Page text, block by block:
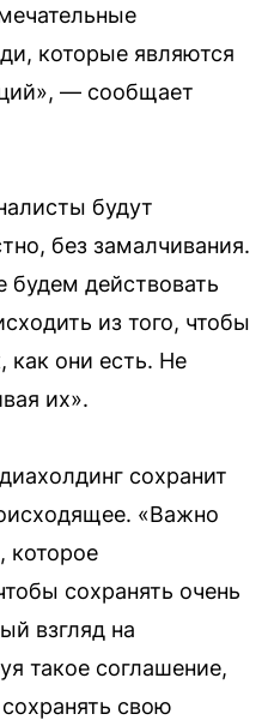
которые являются
— сообщает
будут
без замалчивания.
будем действовать
из того, чтобы
как они есть. Не
их».
сохранит
«Важно
которое
сохранять очень
взгляд на
такое соглашение,
свою